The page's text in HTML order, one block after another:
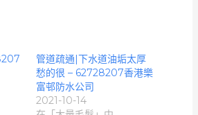
管道疏通|下水道油垢太厚
愁的很 – 62728207香港樂
富邨防水公司
2021-10-14